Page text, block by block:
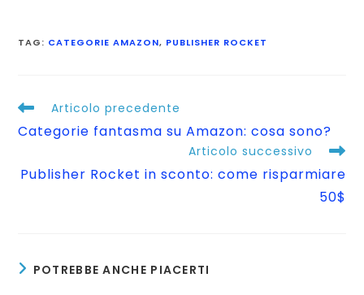
TAG: CATEGORIE AMAZON, PUBLISHER ROCKET
Articolo precedente
Categorie fantasma su Amazon: cosa sono?
Articolo successivo
Publisher Rocket in sconto: come risparmiare
50$
POTREBBE ANCHE PIACERTI